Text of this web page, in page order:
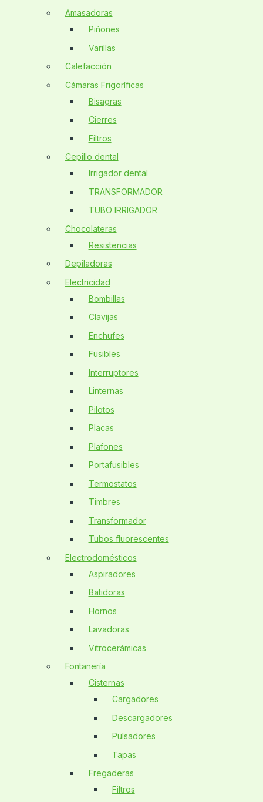
Amasadoras
Piñones
Varillas
Calefacción
Cámaras Frigoríficas
Bisagras
Cierres
Filtros
Cepillo dental
Irrigador dental
TRANSFORMADOR
TUBO IRRIGADOR
Chocolateras
Resistencias
Depiladoras
Electricidad
Bombillas
Clavijas
Enchufes
Fusibles
Interruptores
Linternas
Pilotos
Placas
Plafones
Portafusibles
Termostatos
Timbres
Transformador
Tubos fluorescentes
Electrodomésticos
Aspiradores
Batidoras
Hornos
Lavadoras
Vitrocerámicas
Fontanería
Cisternas
Cargadores
Descargadores
Pulsadores
Tapas
Fregaderas
Filtros